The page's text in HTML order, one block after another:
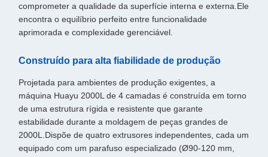
comprometer a qualidade da superfície interna e externa.Ele
encontra o equilíbrio perfeito entre funcionalidade
aprimorada e complexidade gerenciável.
Construído para alta fiabilidade de produção
Projetada para ambientes de produção exigentes, a
máquina Huayu 2000L de 4 camadas é construída em torno
de uma estrutura rígida e resistente que garante
estabilidade durante a moldagem de peças grandes de
2000L.Dispõe de quatro extrusores independentes, cada um
equipado com um parafuso especializado (Ø90-120 mm,